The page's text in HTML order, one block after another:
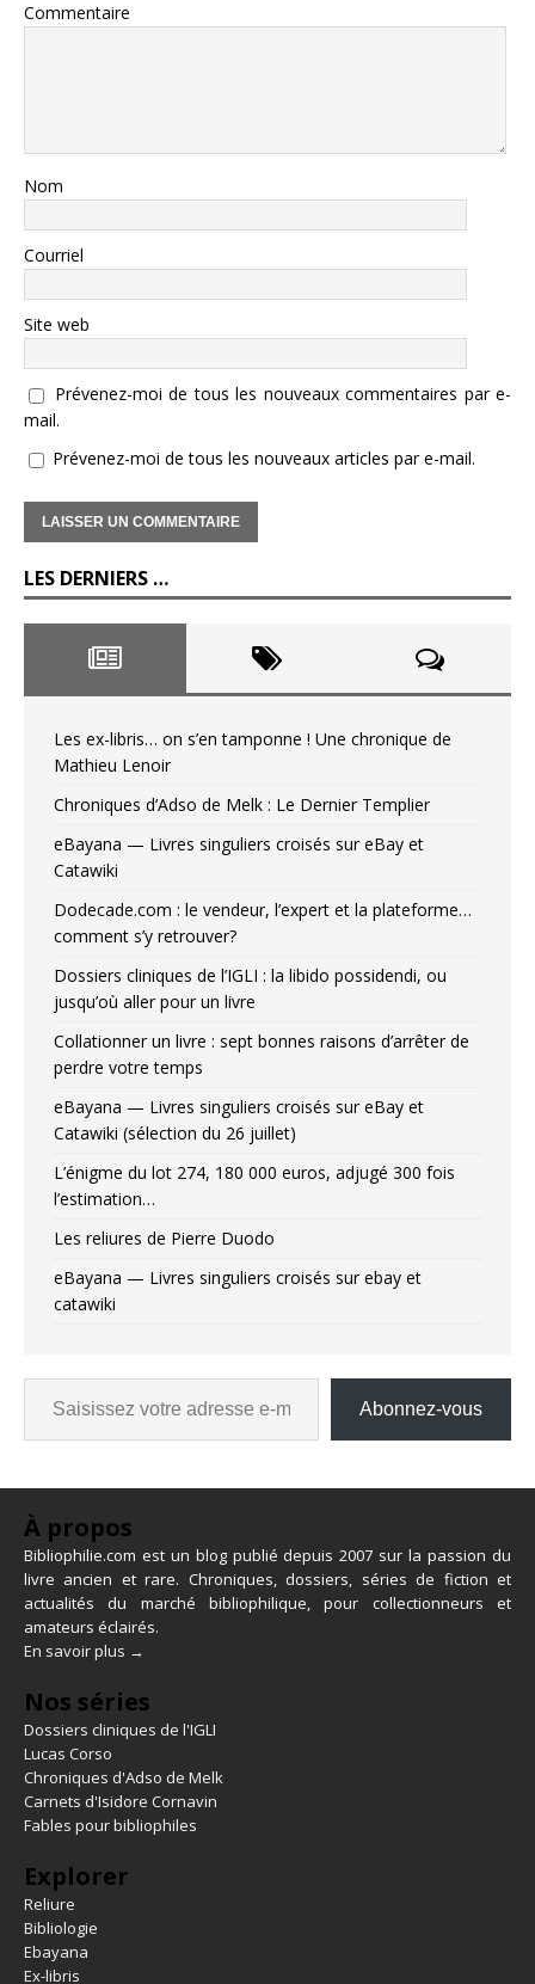
Commentaire
Nom
Courriel
Site web
Prévenez-moi de tous les nouveaux commentaires par e-
mail.
Prévenez-moi de tous les nouveaux articles par e-mail.
LES DERNIERS …
Les ex-libris… on s’en tamponne ! Une chronique de
Mathieu Lenoir
Chroniques d’Adso de Melk : Le Dernier Templier
eBayana — Livres singuliers croisés sur eBay et
Catawiki
Dodecade.com : le vendeur, l’expert et la plateforme…
comment s’y retrouver?
Dossiers cliniques de l’IGLI : la libido possidendi, ou
jusqu’où aller pour un livre
Collationner un livre : sept bonnes raisons d’arrêter de
perdre votre temps
eBayana — Livres singuliers croisés sur eBay et
Catawiki (sélection du 26 juillet)
L’énigme du lot 274, 180 000 euros, adjugé 300 fois
l’estimation…
Les reliures de Pierre Duodo
eBayana — Livres singuliers croisés sur ebay et
catawiki
Abonnez-vous
À propos
Bibliophilie.com est un blog publié depuis 2007 sur la passion du
livre ancien et rare. Chroniques, dossiers, séries de fiction et
actualités du marché bibliophilique, pour collectionneurs et
amateurs éclairés.
En savoir plus →
Nos séries
Dossiers cliniques de l'IGLI
Lucas Corso
Chroniques d'Adso de Melk
Carnets d'Isidore Cornavin
Fables pour bibliophiles
Explorer
Reliure
Bibliologie
Ebayana
Ex-libris